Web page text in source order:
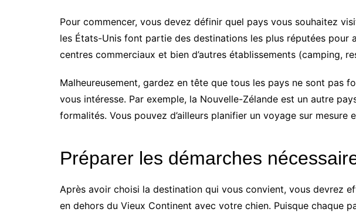
Pour commencer, vous devez définir quel pays vous souhaitez
les États-Unis font partie des destinations les plus réputées
centres commerciaux et bien d’autres établissements (camping,
Malheureusement, gardez en tête que tous les pays ne sont pas
vous intéresse. Par exemple, la Nouvelle-Zélande est un autre
formalités. Vous pouvez d’ailleurs planifier un voyage sur mesure
Préparer les démarches
Après avoir choisi la destination qui vous convient, vous devrez
en dehors du Vieux Continent avec votre chien. Puisque chaque